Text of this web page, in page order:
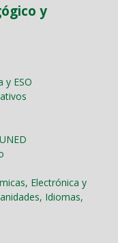
y
y ESO
Electrónica y
Idiomas,